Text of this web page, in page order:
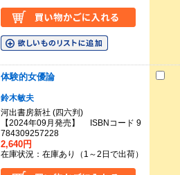
体験的女優論
鈴木敏夫
河出書房新社 (四六判)
【2024年09月発売】 ISBNコード 9
784309257228
2,640円
在庫状況：在庫あり（1～2日で出荷）